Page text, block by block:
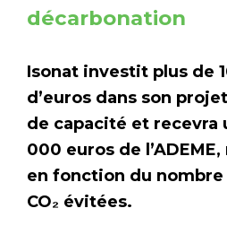
décarbonation
Isonat investit plus de
d’euros dans son
de capacité et recevra
000 euros de
en fonction du
CO₂ évitées.